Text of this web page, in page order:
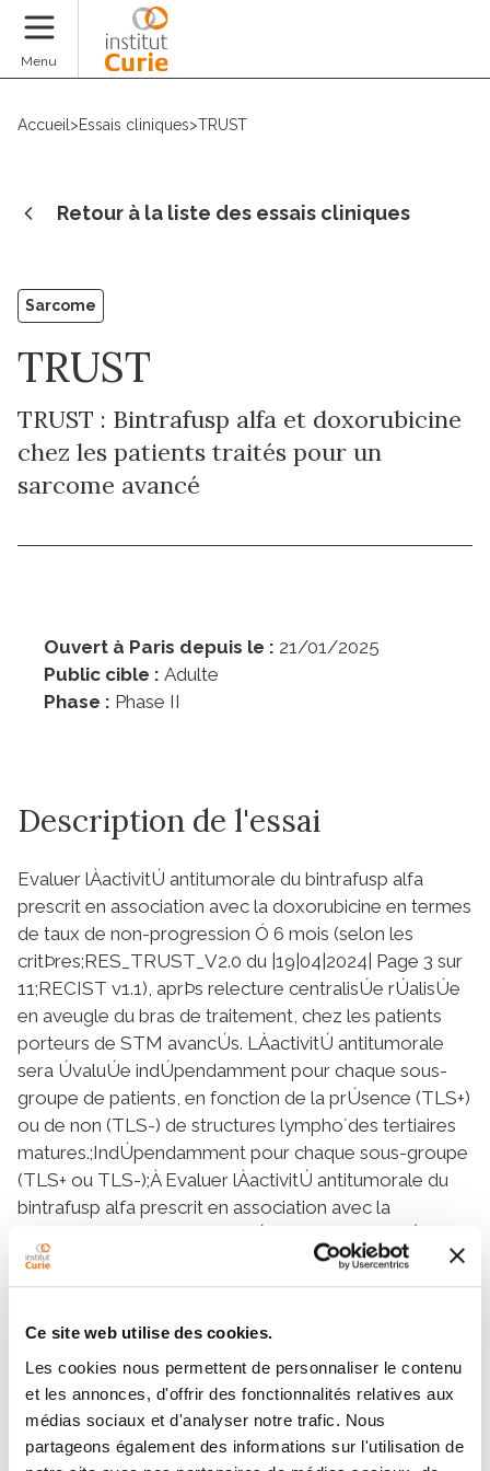
Ce site web utilise des cookies.
Les cookies nous permettent de personnaliser le contenu
et les annonces, d'offrir des fonctionnalités relatives aux
médias sociaux et d'analyser notre trafic. Nous
partageons également des informations sur l'utilisation de
Menu
Accueil >Essais cliniques>TRUST
Retour à la liste des essais cliniques
Sarcome
TRUST
TRUST : Bintrafusp alfa et doxorubicine
chez les patients traités pour un
sarcome avancé
Ouvert à Paris depuis le : 21/01/2025
Public cible : Adulte
Phase : Phase II
Description de l'essai
Evaluer lÀactivitÚ antitumorale du bintrafusp alfa
prescrit en association avec la doxorubicine en termes
de taux de non-progression Ó 6 mois (selon les
critÞres;RES_TRUST_V2.0 du |19|04|2024| Page 3 sur
11;RECIST v1.1), aprÞs relecture centralisÚe rÚalisÚe
en aveugle du bras de traitement, chez les patients
porteurs de STM avancÚs. LÀactivitÚ antitumorale
sera ÚvaluÚe indÚpendamment pour chaque sous-
groupe de patients, en fonction de la prÚsence (TLS+)
ou de non (TLS-) de structures lympho´des tertiaires
matures.;IndÚpendamment pour chaque sous-groupe
(TLS+ ou TLS-);À Evaluer lÀactivitÚ antitumorale du
bintrafusp alfa prescrit en association avec la
mois, de meilleure rÚponse, de survie sans
progression Ó 1 an (selon les RECIST v1.1), et de
du bintrafusp alfa prescrit en association avec la
doxorubicine en termes de rÚponse immune
(iRECIST À Seymour et al 2017);À Evaluer le profil de
toxicitÚ de lÀassociation bintrafusp alfa +
doxorubicine (NCI-CTCAE v5). Nous nÀanticipons pas